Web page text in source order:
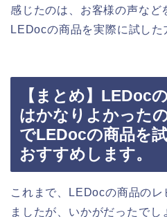
感じたのは、お客様の声など
LEDocの商品を実際に試した
【まとめ】LEDoc
はかなりよかった
でLEDocの商品を
おすすめします。
これまで、LEDocの商品のレ
ましたが、いかがだったでし